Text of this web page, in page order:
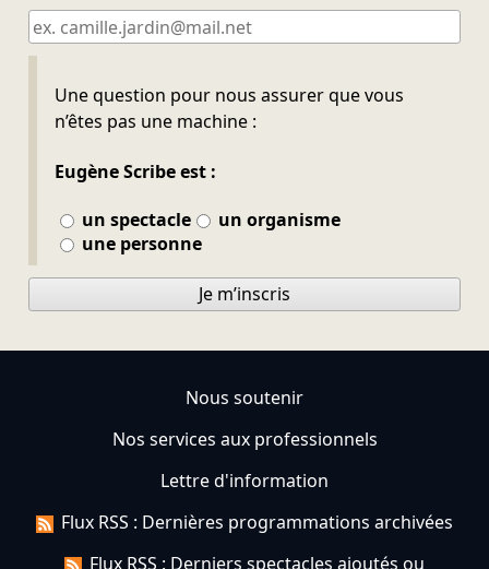
Une question pour nous assurer que vous
n’êtes pas une machine :
Eugène Scribe est :
un spectacle
un organisme
une personne
Ne pas remplir
Je m’inscris
Nous soutenir
Nos services aux professionnels
Lettre d'information
Flux RSS : Dernières programmations archivées
Flux RSS : Derniers spectacles ajoutés ou